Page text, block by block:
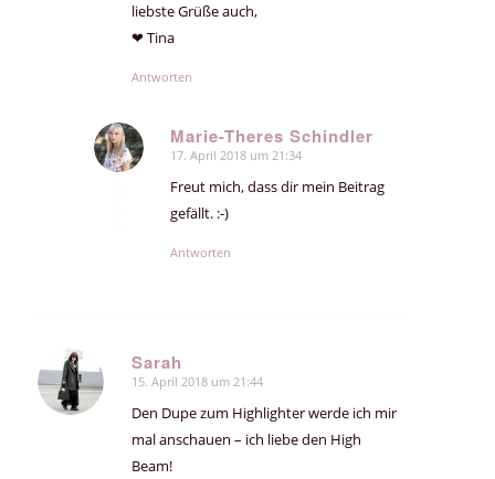
liebste Grüße auch,
❤ Tina
Antworten
Marie-Theres Schindler
sagte:
17. April 2018 um 21:34
Freut mich, dass dir mein Beitrag
gefällt. :-)
Antworten
Sarah
sagte:
15. April 2018 um 21:44
Den Dupe zum Highlighter werde ich mir
mal anschauen – ich liebe den High
Beam!